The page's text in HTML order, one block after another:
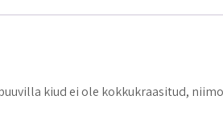
kiud ei ole kokkukraasitud,